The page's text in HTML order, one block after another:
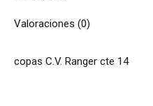
Valoraciones (0)
copas C.V. Ranger cte 14